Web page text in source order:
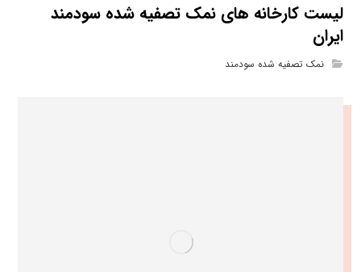
لیست کارخانه های نمک تصفیه شده سودمند
ایران
نمک تصفیه شده سودمند